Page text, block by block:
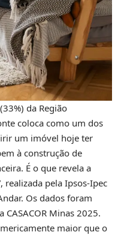
da Região
coloca como um dos
um imóvel hoje ter
à construção de
É o que revela a
realizada pela Ipsos-Ipec
Os dados foram
Minas 2025.
maior que o